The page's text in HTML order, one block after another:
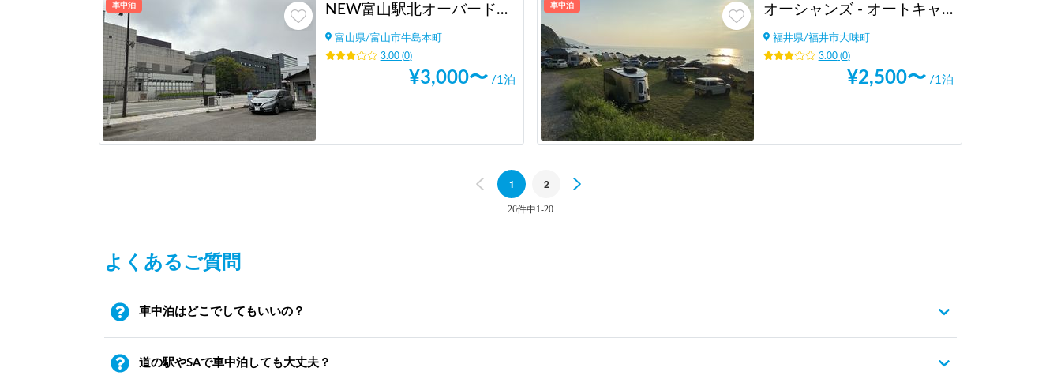
車中泊 NEW富山駅北オーバードホール駐車場
富山県/富山市牛島本町
3.00(0)
¥3,000〜 /1泊
車中泊 オーシャンズ - オートキャンプ & ＲＶパーク
福井県/福井市大味町
3.00(0)
¥2,500〜 /1泊
Previous
1 2
26件中1-20
よくあるご質問
車中泊はどこでしてもいいの？
道の駅やSAで車中泊しても大丈夫？